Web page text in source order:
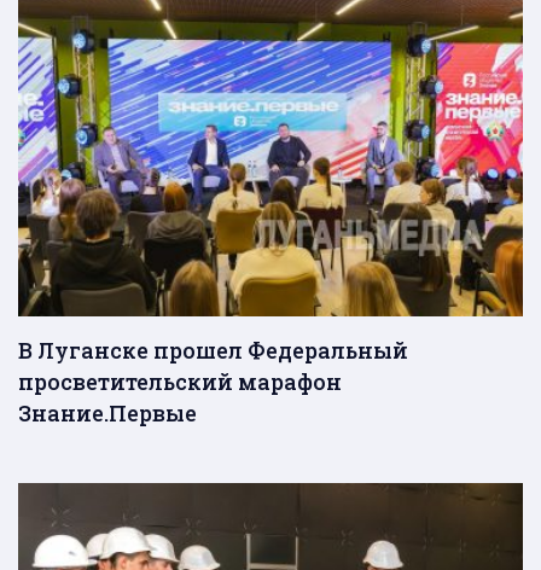
В Луганске прошел Федеральный
просветительский марафон
Знание.Первые